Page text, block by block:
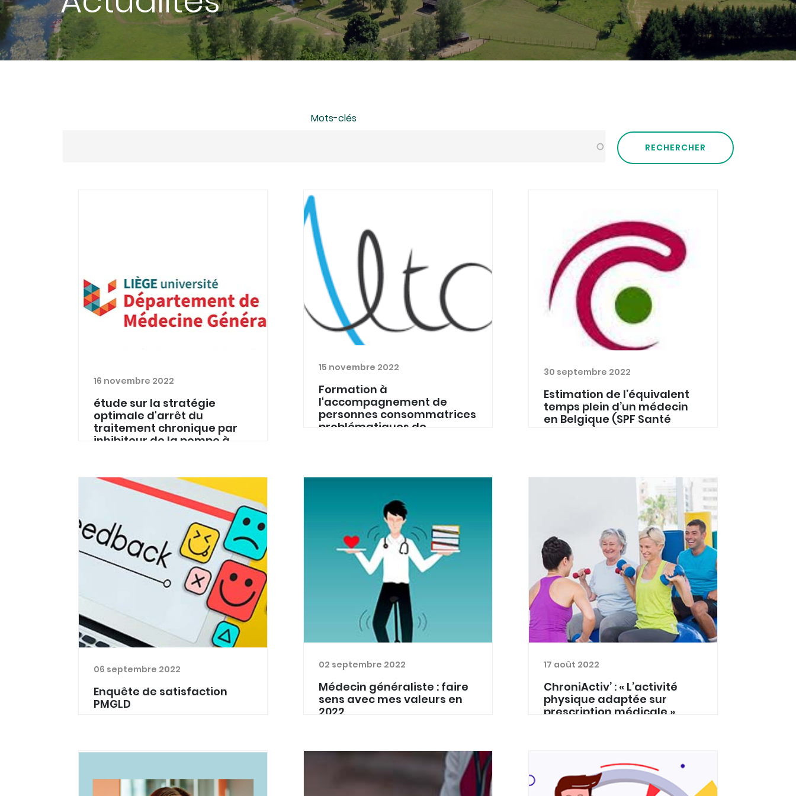
Mots-clés
16 novembre 2022
étude sur la stratégie
optimale d'arrêt du
traitement chronique par
inhibiteur de la pompe à
Le Département de Médecine
Générale de L'ULiège a besoin de vous
pour une nouvelle étude qui vise à
déterminer la stratégie optimale
d'arrêt du traitement chronique par
inhibiteur de la pompe à prot...
15 novembre 2022
Formation à
l'accompagnement de
personnes consommatrices
problématiques de
toxicomanies asbl, s’est lancé dans
formation à l’accompagnement de
personnes consommatrices
problématiques de boissons alco...
30 septembre 2022
Estimation de l’équivalent
temps plein d’un médecin
en Belgique (SPF Santé
Publique)
de planification du SPF Santé publique
vient de lancer une étude visant à
améliorer l'estimation d'un équivalent
06 septembre 2022
Enquête de satisfaction
PMGLD
serions heureux d’avoir l'avis des
dans ces postes de garde. Nous
lançons donc une enquêt...
02 septembre 2022
Médecin généraliste : faire
sens avec mes valeurs en
2022
année à un appel à projets du Fonds
Daniel De Coninck, géré par la
Fondation Roi Baudouin, sur le bien-
être du travailleur de la première ligne
17 août 2022
ChroniActiv’ : « L’activité
physique adaptée sur
prescription médicale »
70. Elle est aujourd’hui plus que jamais
recommandée dans la prévention et
le traitement de très nombreuses